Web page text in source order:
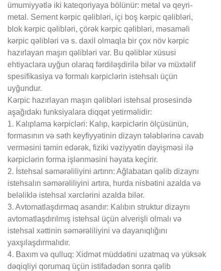
ümumiyyətlə iki kateqoriyaya bölünür: metal və qeyri-
metal. Sement kərpic qəlibləri, içi boş kərpic qəlibləri,
blok kərpic qəlibləri, çörək kərpic qəlibləri, məsaməli
kərpic qəlibləri və s. daxil olmaqla bir çox növ kərpic
hazırlayan maşın qəlibləri var. Bu qəliblər xüsusi
ehtiyaclara uyğun olaraq fərdiləşdirilə bilər və müxtəlif
spesifikasiya və formalı kərpiclərin istehsalı üçün
uyğundur.
Kərpic hazırlayan maşın qəlibləri istehsal prosesində
aşağıdakı funksiyalara diqqət yetirməlidir:
1. Kalıplama kərpicləri‌: Kalıp, kərpiclərin ölçüsünün,
formasının və səth keyfiyyətinin dizayn tələblərinə cavab
verməsini təmin edərək, fiziki vəziyyətin dəyişməsi ilə
kərpiclərin forma işlənməsini həyata keçirir.
2. İstehsal səmərəliliyini artırın‌: Ağlabatan qəlib dizaynı
istehsalın səmərəliliyini artıra, hurda nisbətini azalda və
beləliklə istehsal xərclərini azalda bilər‌.
3. Avtomatlaşdırmaq asandır‌: Kalıbın struktur dizaynı
avtomatlaşdırılmış istehsal üçün əlverişli olmalı və
istehsal xəttinin səmərəliliyini və dayanıqlığını
yaxşılaşdırmalıdır.
4. Baxım və qulluq‌: Xidmət müddətini uzatmaq və yüksək
dəqiqliyi qorumaq üçün istifadədən sonra qəlib